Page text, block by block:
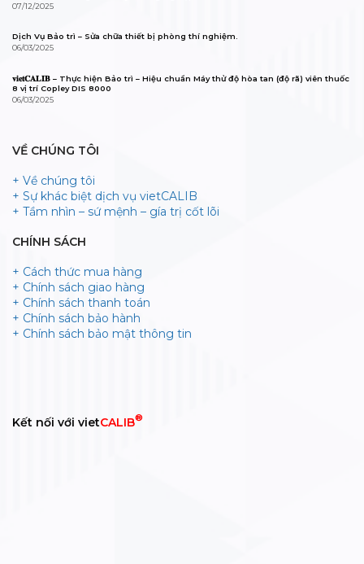
07/12/2025
Dịch Vụ Bảo trì – Sửa chữa thiết bị phòng thí nghiệm.
06/03/2025
𝐯𝐢𝐞𝐭𝐂𝐀𝐋𝐈𝐁 – Thực hiện Bảo trì – Hiệu chuẩn Máy thử độ hòa tan (độ rã) viên thuốc
8 vị trí Copley DIS 8000
06/03/2025
VỀ CHÚNG TÔI
+ Về chúng tôi
+ Sự khác biệt dịch vụ vietCALIB
+ Tầm nhìn – sứ mệnh – gía trị cốt lõi
CHÍNH SÁCH
+ Cách thức mua hàng
+ Chính sách giao hàng
+ Chính sách thanh toán
+ Chính sách bảo hành
+ Chính sách bảo mật thông tin
Kết nối với vietCALIB®